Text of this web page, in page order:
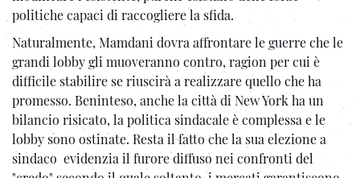
politiche capaci di raccogliere la sfida.
Naturalmente, Mamdani dovra affrontare le guerre che le
grandi lobby gli muoveranno contro, ragion per cui è
difficile stabilire se riuscirà a realizzare quello che ha
promesso. Beninteso, anche la città di New York ha un
bilancio risicato, la politica sindacale è complessa e le
lobby sono ostinate. Resta il fatto che la sua elezione a
sindaco evidenzia il furore diffuso nei confronti del